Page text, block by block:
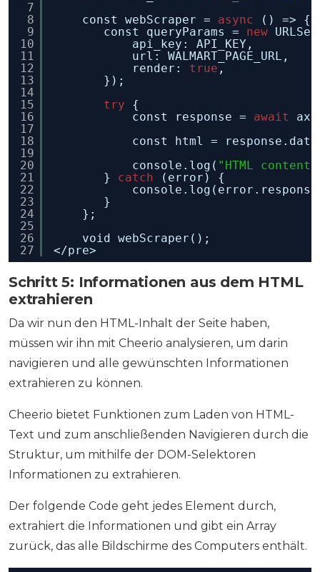
7
8
9
10
11
12
13
14
15
16
17
18
19
20
21
22
23
24
25
26
27
const webScraper = async
() => {
const queryParams = new
api_key: API_KEY,
url: WALMART_PAGE_URL,
render: true ,
});
try
{
const response = await
const html =
console.log( "HTML content"
} catch
(error) {
}
};
void webScraper();
</pre>
Schritt 5: Informationen aus dem HTML
extrahieren
Da wir nun den HTML-Inhalt der Seite haben,
müssen wir ihn mit Cheerio analysieren, um darin
navigieren und alle gewünschten Informationen
extrahieren zu können.
Cheerio bietet Funktionen zum Laden von HTML-
Text und zum anschließenden Navigieren durch die
Struktur, um mithilfe der DOM-Selektoren
Informationen zu extrahieren.
Der folgende Code geht jedes Element durch,
extrahiert die Informationen und gibt ein Array
zurück, das alle Bildschirme des Computers enthält.